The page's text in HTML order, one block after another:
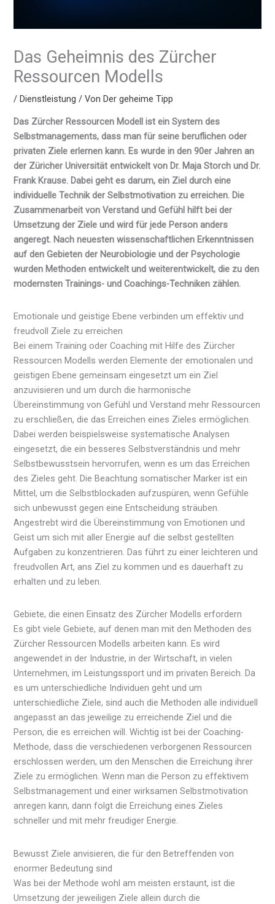
Das Geheimnis des Zürcher
Ressourcen Modells
/Dienstleistung / VonDer geheime Tipp
Das Zürcher Ressourcen Modell ist ein System des
Selbstmanagements, dass man für seine beruflichen oder
privaten Ziele erlernen kann. Es wurde in den 90er Jahren an
der Züricher Universität entwickelt von Dr. Maja Storch und Dr.
Frank Krause. Dabei geht es darum, ein Ziel durch eine
individuelle Technik der Selbstmotivation zu erreichen. Die
Zusammenarbeit von Verstand und Gefühl hilft bei der
Umsetzung der Ziele und wird für jede Person anders
angeregt. Nach neuesten wissenschaftlichen Erkenntnissen
auf den Gebieten der Neurobiologie und der Psychologie
wurden Methoden entwickelt und weiterentwickelt, die zu den
modernsten Trainings- und Coachings-Techniken zählen.
Emotionale und geistige Ebene verbinden um effektiv und
freudvoll Ziele zu erreichen
Bei einem Training oder Coaching mit Hilfe des Zürcher
Ressourcen Modells werden Elemente der emotionalen und
geistigen Ebene gemeinsam eingesetzt um ein Ziel
anzuvisieren und um durch die harmonische
Übereinstimmung von Gefühl und Verstand mehr Ressourcen
zu erschließen, die das Erreichen eines Zieles ermöglichen.
Dabei werden beispielsweise systematische Analysen
eingesetzt, die ein besseres Selbstverständnis und mehr
Selbstbewusstsein hervorrufen, wenn es um das Erreichen
des Zieles geht. Die Beachtung somatischer Marker ist ein
Mittel, um die Selbstblockaden aufzuspüren, wenn Gefühle
sich unbewusst gegen eine Entscheidung sträuben.
Angestrebt wird die Übereinstimmung von Emotionen und
Geist um sich mit aller Energie auf die selbst gestellten
Aufgaben zu konzentrieren. Das führt zu einer leichteren und
freudvollen Art, ans Ziel zu kommen und es dauerhaft zu
erhalten und zu leben.
Gebiete, die einen Einsatz des Zürcher Modells erfordern
Es gibt viele Gebiete, auf denen man mit den Methoden des
Zürcher Ressourcen Modells arbeiten kann. Es wird
angewendet in der Industrie, in der Wirtschaft, in vielen
Unternehmen, im Leistungssport und im privaten Bereich. Da
es um unterschiedliche Individuen geht und um
unterschiedliche Ziele, sind auch die Methoden alle individuell
angepasst an das jeweilige zu erreichende Ziel und die
Person, die es erreichen will. Wichtig ist bei der Coaching-
Methode, dass die verschiedenen verborgenen Ressourcen
erschlossen werden, um den Menschen die Erreichung ihrer
Ziele zu ermöglichen. Wenn man die Person zu effektivem
Selbstmanagement und einer wirksamen Selbstmotivation
anregen kann, dann folgt die Erreichung eines Zieles
schneller und mit mehr freudiger Energie.
Bewusst Ziele anvisieren, die für den Betreffenden von
enormer Bedeutung sind
Was bei der Methode wohl am meisten erstaunt, ist die
Umsetzung der jeweiligen Ziele allein durch die